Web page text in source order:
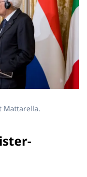
Mattarella.